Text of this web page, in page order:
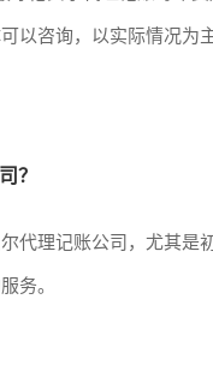
以咨询，以实际情况为
？
代理记账公司，尤其是
务。